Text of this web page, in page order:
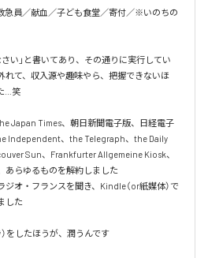
急員／献血／子ども食堂／寄付／※いのちの
い」と書いてあり、その通りに実行してい
れて、収入源や趣味やら、把握できないほ
…笑
Japan Times、朝日新聞電子版、日経電子
Independent、the Telegraph、the Daily
Sun、Frankfurter Allgemeine Kiosk、
あらゆるものを解約しました
オ・フランスを聞き、Kindle（or紙媒体）で
した
をしたほうが、潤うんです